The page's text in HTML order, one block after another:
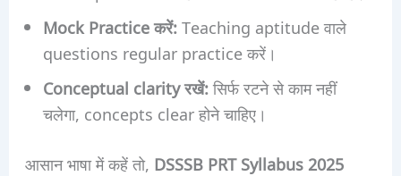
Mock Practice करें:Teaching aptitude वाले
questions regular practice करें।
Conceptual clarity रखें:सिर्फ रटने से काम नहीं
चलेगा, concepts clear होने चाहिए।
आसान भाषा में कहें तो, DSSSB PRT Syllabus 2025